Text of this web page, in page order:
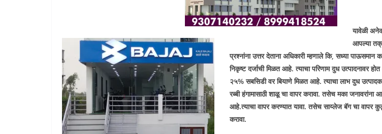
यावेळी
आपल्या
प्रश्नांना उत्तर देताना अधिकारी म्हणाले कि, सध्या
निकृष्ट दर्जाची मिळत आहे. त्याचा परिणाम दुध उत्पादनावर
२५% सबसिडी वर बियाणे मिळत आहे. त्याचा लाभ दुध
रब्बी हंगामासाठी शाळू चा वापर करावा. तसेच मका जनावरांना
आहे.त्याचा वापर करण्यात यावा. तसेच साय्लेज बॅग चा वापर
करावा.